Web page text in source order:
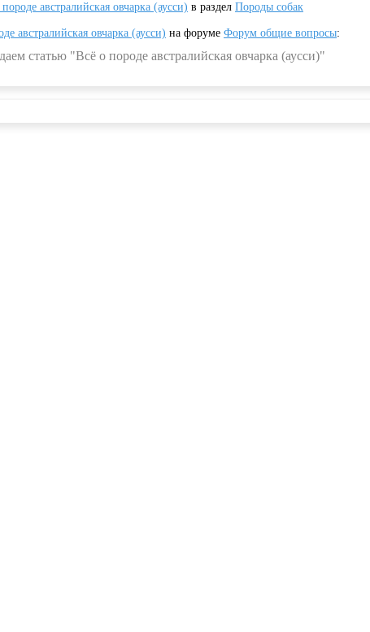
австралийская овчарка (аусси) в раздел Породы собак
австралийская овчарка (аусси) на форуме Форум общие вопросы:
статью "Всё о породе австралийская овчарка (аусси)"